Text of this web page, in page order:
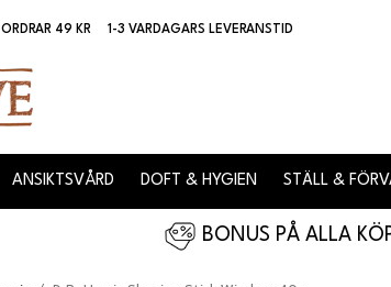
49 KR 1-3 VARDAGARS LEVERANSTID
ANSIKTSVÅRD DOFT & HYGIEN STÄLL &
BONUS PÅ ALLA